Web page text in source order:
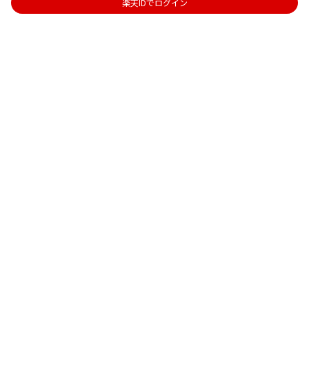
楽天IDでログイン